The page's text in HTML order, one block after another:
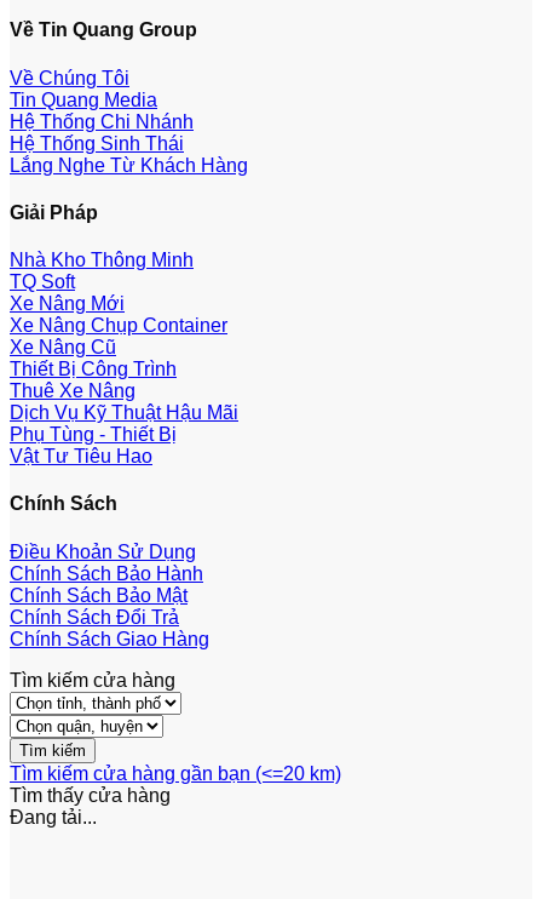
Về Tin Quang Group
Về Chúng Tôi
Tin Quang Media
Hệ Thống Chi Nhánh
Hệ Thống Sinh Thái
Lắng Nghe Từ Khách Hàng
Giải Pháp
Nhà Kho Thông Minh
TQ Soft
Xe Nâng Mới
Xe Nâng Chụp Container
Xe Nâng Cũ
Thiết Bị Công Trình
Thuê Xe Nâng
Dịch Vụ Kỹ Thuật Hậu Mãi
Phụ Tùng - Thiết Bị
Vật Tư Tiêu Hao
Chính Sách
Điều Khoản Sử Dụng
Chính Sách Bảo Hành
Chính Sách Bảo Mật
Chính Sách Đổi Trả
Chính Sách Giao Hàng
Tìm kiếm cửa hàng
Tìm kiếm cửa hàng gần bạn (<=20 km)
Tìm thấy cửa hàng
Đang tải...